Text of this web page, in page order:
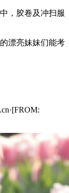
，胶卷及冲扫服
漂亮妹妹们能考